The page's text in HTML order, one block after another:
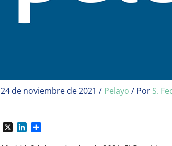
24 de noviembre de 2021 / Pelayo / Por S.